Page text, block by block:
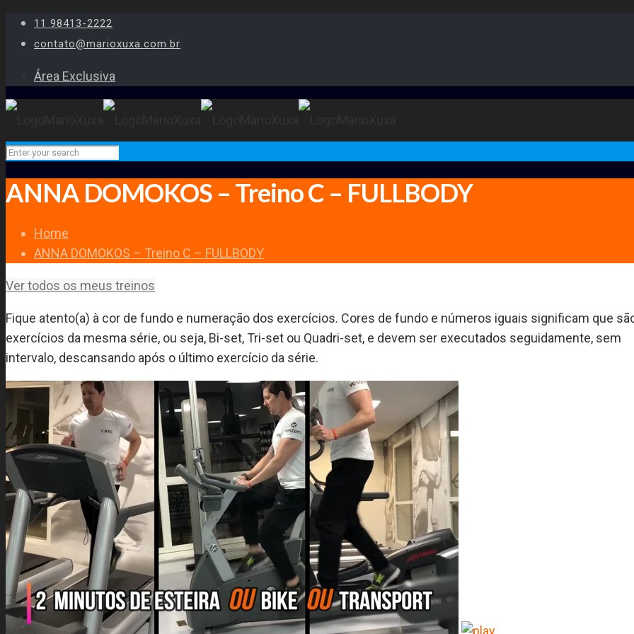
11 98413-2222
contato@marioxuxa.com.br
Área Exclusiva
ANNA DOMOKOS – Treino C – FULLBODY
Home
ANNA DOMOKOS – Treino C – FULLBODY
Ver todos os meus treinos
Fique atento(a) à cor de fundo e numeração dos exercícios. Cores de fundo e números iguais significam que
exercícios da mesma série, ou seja, Bi-set, Tri-set ou Quadri-set, e devem ser executados seguidamente, sem
intervalo, descansando após o último exercício da série.